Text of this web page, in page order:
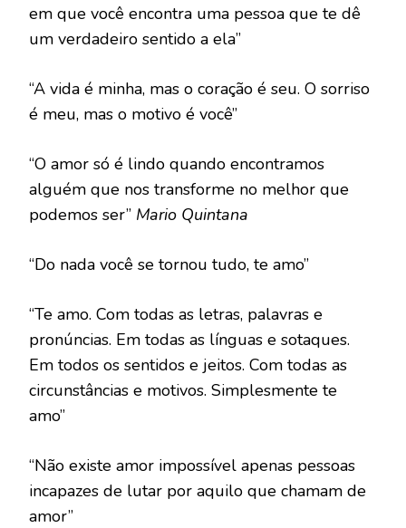
em que você encontra uma pessoa que te dê
um verdadeiro sentido a ela”
“A vida é minha, mas o coração é seu. O sorriso
é meu, mas o motivo é você”
“O amor só é lindo quando encontramos
alguém que nos transforme no melhor que
podemos ser” Mario Quintana
“Do nada você se tornou tudo, te amo”
“Te amo. Com todas as letras, palavras e
pronúncias. Em todas as línguas e sotaques.
Em todos os sentidos e jeitos. Com todas as
circunstâncias e motivos. Simplesmente te
amo”
“Não existe amor impossível apenas pessoas
incapazes de lutar por aquilo que chamam de
amor”